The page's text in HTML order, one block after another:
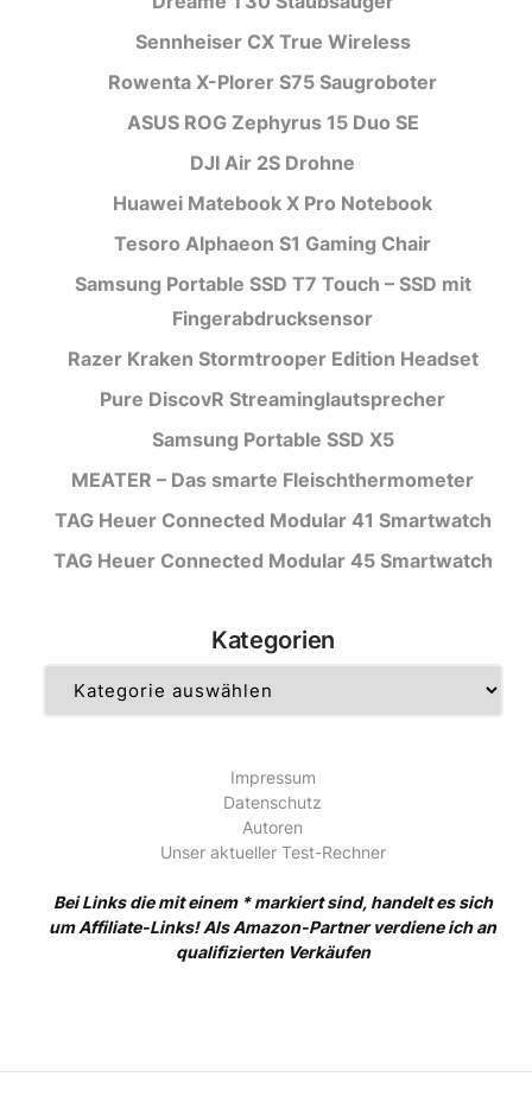
Sennheiser CX True Wireless
Rowenta X-Plorer S75 Saugroboter
ASUS ROG Zephyrus 15 Duo SE
DJI Air 2S Drohne
Huawei Matebook X Pro Notebook
Tesoro Alphaeon S1 Gaming Chair
Samsung Portable SSD T7 Touch – SSD mit
Fingerabdrucksensor
Razer Kraken Stormtrooper Edition Headset
Pure DiscovR Streaminglautsprecher
Samsung Portable SSD X5
MEATER – Das smarte Fleischthermometer
TAG Heuer Connected Modular 41 Smartwatch
TAG Heuer Connected Modular 45 Smartwatch
Kategorien
Impressum
Datenschutz
Autoren
Unser aktueller Test-Rechner
Bei Links die mit einem * markiert sind, handelt es sich
um Affiliate-Links! Als Amazon-Partner verdiene ich an
qualifizierten Verkäufen